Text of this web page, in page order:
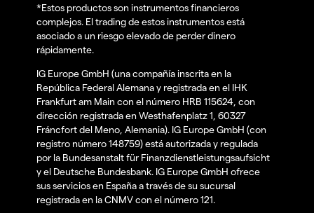
*Estos productos son instrumentos financieros
complejos. El trading de estos instrumentos está
asociado a un riesgo elevado de perder dinero
rápidamente.
IG Europe GmbH (una compañía inscrita en la
República Federal Alemana y registrada en el IHK
Frankfurt am Main con el número HRB 115624, con
dirección registrada en Westhafenplatz 1, 60327
Fráncfort del Meno, Alemania). IG Europe GmbH (con
registro número 148759) está autorizada y regulada
por la Bundesanstalt für Finanzdienstleistungsaufsicht
y el Deutsche Bundesbank. IG Europe GmbH ofrece
sus servicios en España a través de su sucursal
registrada en la CNMV con el número 121.